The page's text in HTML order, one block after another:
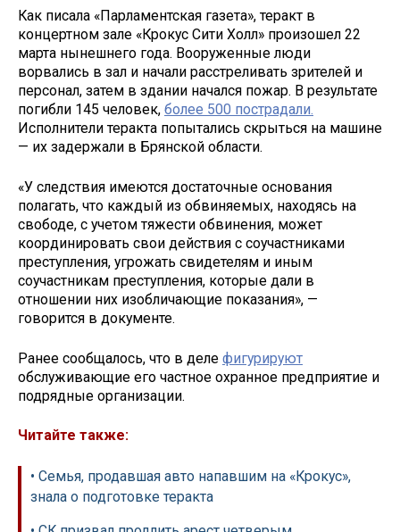
Как писала «Парламентская газета», теракт в
концертном зале «Крокус Сити Холл» произошел 22
марта нынешнего года. Вооруженные люди
ворвались в зал и начали расстреливать зрителей и
персонал, затем в здании начался пожар. В результате
погибли 145 человек, более 500 пострадали.
Исполнители теракта попытались скрыться на машине
— их задержали в Брянской области.
«У следствия имеются достаточные основания
полагать, что каждый из обвиняемых, находясь на
свободе, с учетом тяжести обвинения, может
координировать свои действия с соучастниками
преступления, угрожать свидетелям и иным
соучастникам преступления, которые дали в
отношении них изобличающие показания», —
говорится в документе.
Ранее сообщалось, что в деле фигурируют
обслуживающие его частное охранное предприятие и
подрядные организации.
Читайте также:
• Семья, продавшая авто напавшим на «Крокус»,
знала о подготовке теракта